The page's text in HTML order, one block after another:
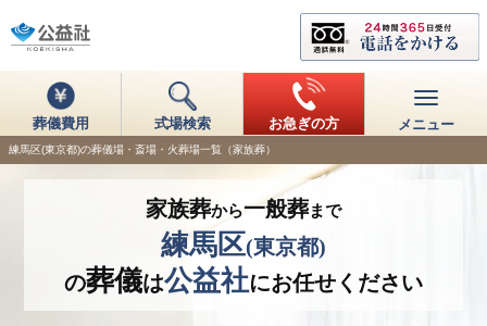
葬儀費用 式場検索 お急ぎの方 メニュー
練馬区(東京都)の葬儀場・斎場・火葬場一覧（家族葬）
家族葬から一般葬まで
練馬区(東京都)
の葬儀は公益社にお任せください